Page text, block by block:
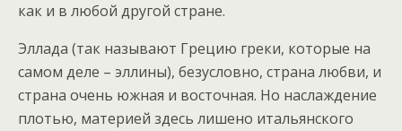
как и в любой другой стране.
Эллада (так называют Грецию греки, которые на
самом деле – эллины), безусловно, страна любви, и
страна очень южная и восточная. Но наслаждение
плотью, материей здесь лишено итальянского